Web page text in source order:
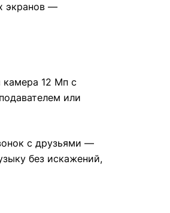
экранов —
камера 12 Мп с
или
с друзьями —
без искажений,